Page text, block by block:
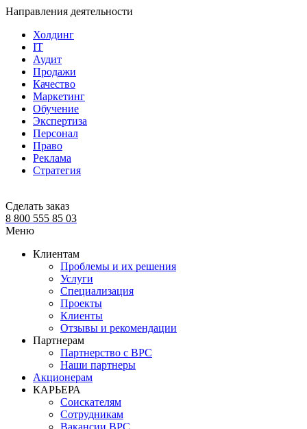
Направления деятельности
Холдинг
IT
Аудит
Продажи
Качество
Маркетинг
Обучение
Экспертиза
Персонал
Право
Реклама
Стратегия
Сделать заказ
8 800 555 85 03
Меню
Клиентам
Проблемы и их решения
Услуги
Специализация
Проекты
Клиенты
Отзывы и рекомендации
Партнерам
Партнерство с BPC
Наши партнеры
Акционерам
КАРЬЕРА
Соискателям
Сотрудникам
Вакансии BPC